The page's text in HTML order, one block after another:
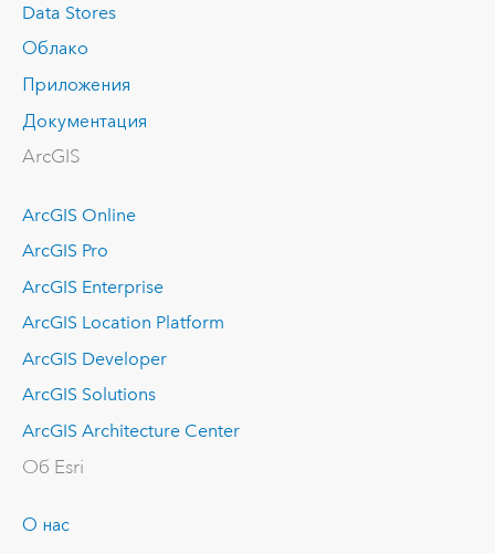
Data Stores
Облако
Приложения
Документация
ArcGIS
ArcGIS Online
ArcGIS Pro
ArcGIS Enterprise
ArcGIS Location Platform
ArcGIS Developer
ArcGIS Solutions
ArcGIS Architecture Center
Об Esri
О нас